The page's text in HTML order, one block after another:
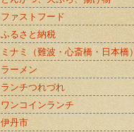
ファストフード
ふるさと納税
ミナミ（難波・心斎橋・日本橋）
ラーメン
ランチつれづれ
ワンコインランチ
伊丹市